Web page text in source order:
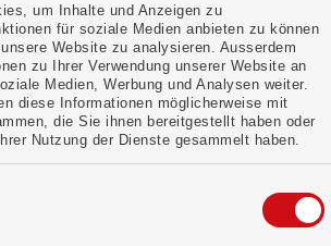
um Inhalte und Anzeigen zu
für soziale Medien anbieten zu können
Website zu analysieren. Ausserdem
zu Ihrer Verwendung unserer Website an
Medien, Werbung und Analysen weiter.
diese Informationen möglicherweise mit
die Sie ihnen bereitgestellt haben oder
Nutzung der Dienste gesammelt haben.